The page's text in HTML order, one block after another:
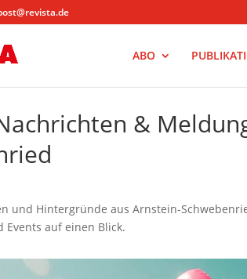
ABO
&
und Hintergründe aus Arnstein-
Events auf einen Blick.